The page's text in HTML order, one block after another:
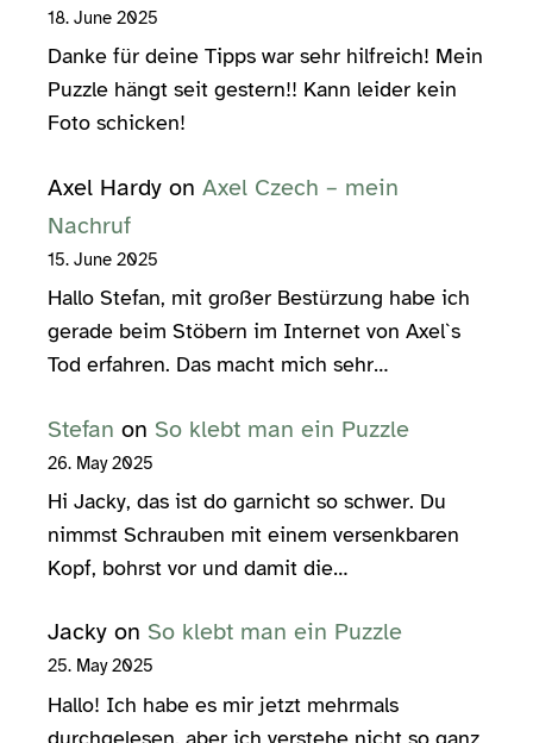
18. June 2025
Danke für deine Tipps war sehr hilfreich! Mein
Puzzle hängt seit gestern!! Kann leider kein
Foto schicken!
Axel Hardy on Axel Czech – mein
Nachruf
15. June 2025
Hallo Stefan, mit großer Bestürzung habe ich
gerade beim Stöbern im Internet von Axel`s
Tod erfahren. Das macht mich sehr…
Stefan on So klebt man ein Puzzle
26. May 2025
Hi Jacky, das ist do garnicht so schwer. Du
nimmst Schrauben mit einem versenkbaren
Kopf, bohrst vor und damit die…
Jacky on So klebt man ein Puzzle
25. May 2025
Hallo! Ich habe es mir jetzt mehrmals
durchgelesen, aber ich verstehe nicht so ganz